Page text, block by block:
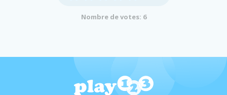
Nombre de votes: 6